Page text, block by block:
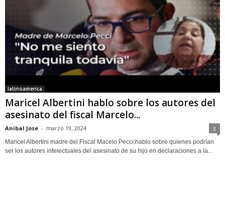
latinoamerica
Maricel Albertini hablo sobre los autores del
asesinato del fiscal Marcelo...
Anibal Jose - marzo 19, 2024 3
Maricel Albertini madre del Fiscal Macelo Pecci hablo sobre quienes podrían
ser los autores intelectuales del asesinato de su hijo en declaraciones a la...